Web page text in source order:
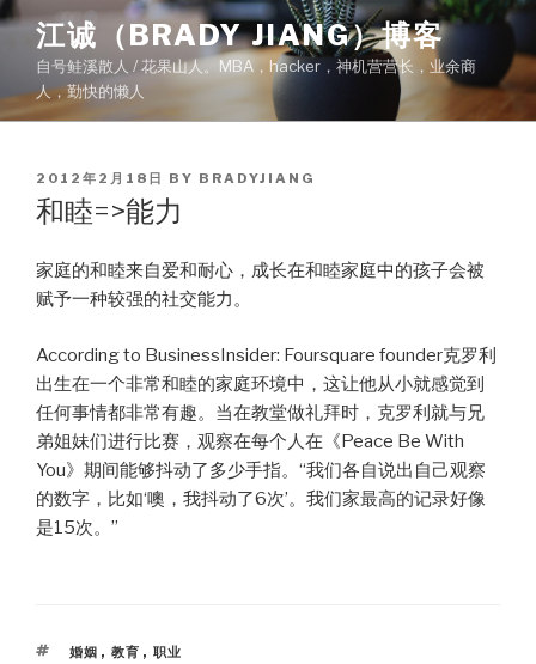
Skip
content
江诚（BRADY JIANG）博客
自号鲑溪散人 / 花果山人。MBA，hacker，神机营营长，业余商
人，勤快的懒人
POSTED
ON
2012年2月18日 BY BRADYJIANG
和睦=>能力
家庭的和睦来自爱和耐心，成长在和睦家庭中的孩子会被
赋予一种较强的社交能力。
According to BusinessInsider: Foursquare founder克罗利
出生在一个非常和睦的家庭环境中，这让他从小就感觉到
任何事情都非常有趣。当在教堂做礼拜时，克罗利就与兄
弟姐妹们进行比赛，观察在每个人在《Peace Be With
You》期间能够抖动了多少手指。“我们各自说出自己观察
的数字，比如‘噢，我抖动了6次’。我们家最高的记录好像
是15次。”
TAGS
婚姻 , 教育 , 职业